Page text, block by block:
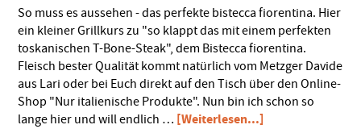
So muss es aussehen - das perfekte bistecca fiorentina. Hier
ein kleiner Grillkurs zu "so klappt das mit einem perfekten
toskanischen T-Bone-Steak", dem Bistecca fiorentina.
Fleisch bester Qualität kommt natürlich vom Metzger Davide
aus Lari oder bei Euch direkt auf den Tisch über den Online-
Shop "Nur italienische Produkte". Nun bin ich schon so
lange hier und will endlich … [Weiterlesen...]